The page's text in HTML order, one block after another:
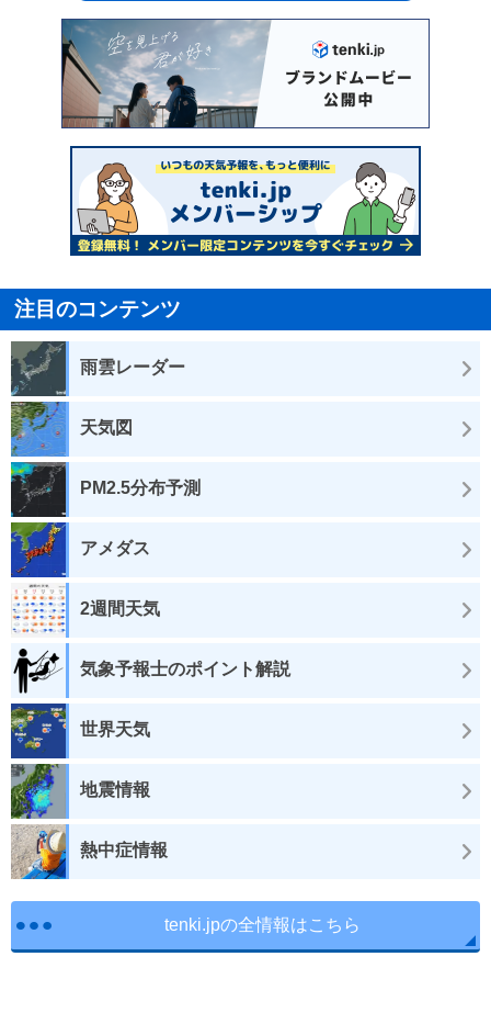
注目のコンテンツ
雨雲レーダー
天気図
PM2.5分布予測
アメダス
2週間天気
気象予報士のポイント解説
世界天気
地震情報
熱中症情報
tenki.jpの全情報はこちら